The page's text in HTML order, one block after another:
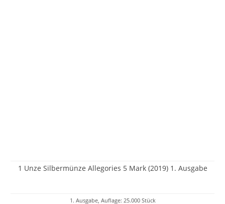
1 Unze Silbermünze Allegories 5 Mark (2019) 1. Ausgabe
1. Ausgabe, Auflage: 25.000 Stück